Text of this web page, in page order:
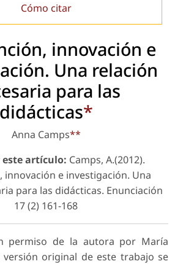
Cómo citar
innovación e
Una relación
para las
didácticas*
Anna Camps**
este artículo: Camps, A.(2012).
innovación e investigación. Una
para las didácticas. Enunciación
17 (2) 161-168
permiso de la autora por María
versión original de este trabajo se